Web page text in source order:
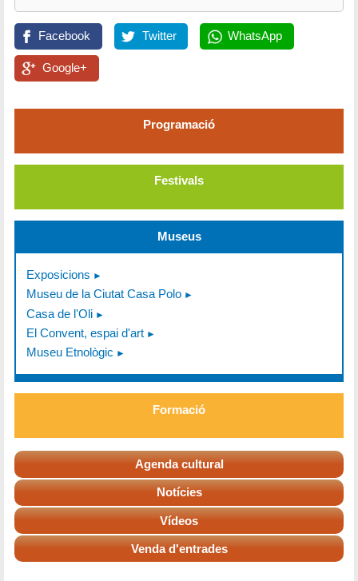
Facebook Twitter WhatsApp
Google+
Programació
Festivals
Museus
Exposicions
Museu de la Ciutat Casa Polo
Casa de l'Oli
El Convent, espai d'art
Museu Etnològic
Formació
Agenda cultural
Notícies
Vídeos
Venda d'entrades